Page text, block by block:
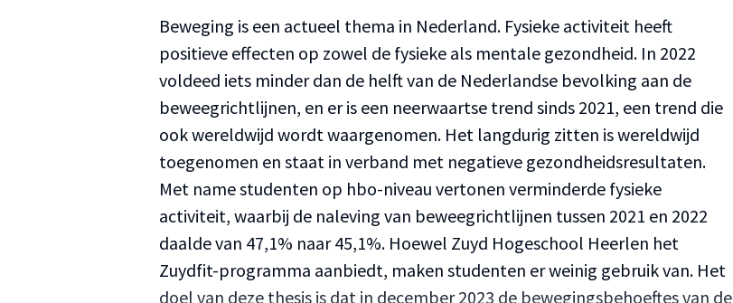
Beweging is een actueel thema in Nederland. Fysieke activiteit heeft
positieve effecten op zowel de fysieke als mentale gezondheid. In 2022
voldeed iets minder dan de helft van de Nederlandse bevolking aan de
beweegrichtlijnen, en er is een neerwaartse trend sinds 2021, een trend die
ook wereldwijd wordt waargenomen. Het langdurig zitten is wereldwijd
toegenomen en staat in verband met negatieve gezondheidsresultaten.
Met name studenten op hbo-niveau vertonen verminderde fysieke
activiteit, waarbij de naleving van beweegrichtlijnen tussen 2021 en 2022
daalde van 47,1% naar 45,1%. Hoewel Zuyd Hogeschool Heerlen het
Zuydfit-programma aanbiedt, maken studenten er weinig gebruik van. Het
doel van deze thesis is dat in december 2023 de bewegingsbehoeftes van de